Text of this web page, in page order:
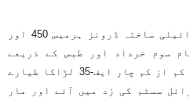
جنگ کے دوسرے مرحلے میں اسرائیلی ساختہ ڈرونز ہرمیس 450 اور
نظام سوم خرداد اور طبس کے ذریعے
گرائے گئے۔ رپورٹس کے مطابق کم از کم چار ایف-35 لڑاکا طیارے
اور باور-373 میزائل سسٹم کی زد میں آئے اور مار